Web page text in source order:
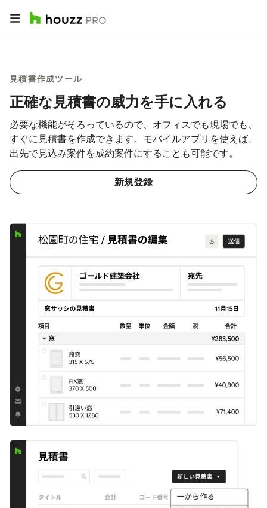
見積書作成ツール
正確な見積書の威力を手に入れる
必要な機能がそろっているので、オフィスでも現場でも、
すぐに見積書を作成できます。モバイルアプリを使えば、
出先で見込み案件を成約案件にすることも可能です。
新規登録